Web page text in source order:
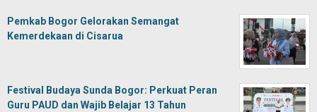
Pemkab Bogor Gelorakan Semangat
Kemerdekaan di Cisarua
Festival Budaya Sunda Bogor: Perkuat Peran
Guru PAUD dan Wajib Belajar 13 Tahun